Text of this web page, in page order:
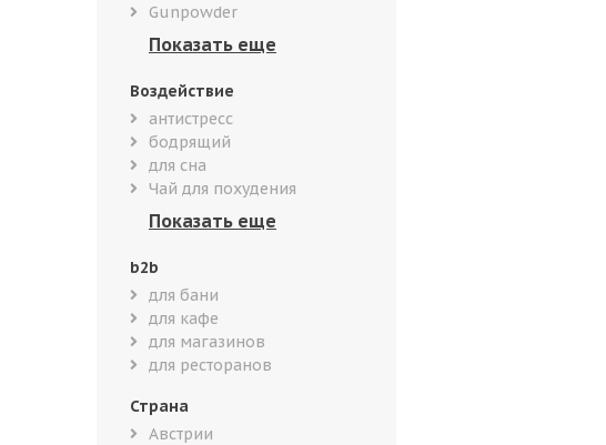
Gunpowder
Воздействие
антистресс
бодрящий
для сна
Чай для похудения
b2b
для бани
для кафе
для магазинов
для ресторанов
Страна
Австрии